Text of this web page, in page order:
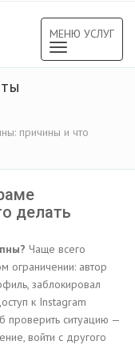
МЕНЮ УСЛУГ
navigation
причины и что
делать
Чаще всего
ограничении: автор
заблокировал
к Instagram
проверить ситуацию —
войти с другого